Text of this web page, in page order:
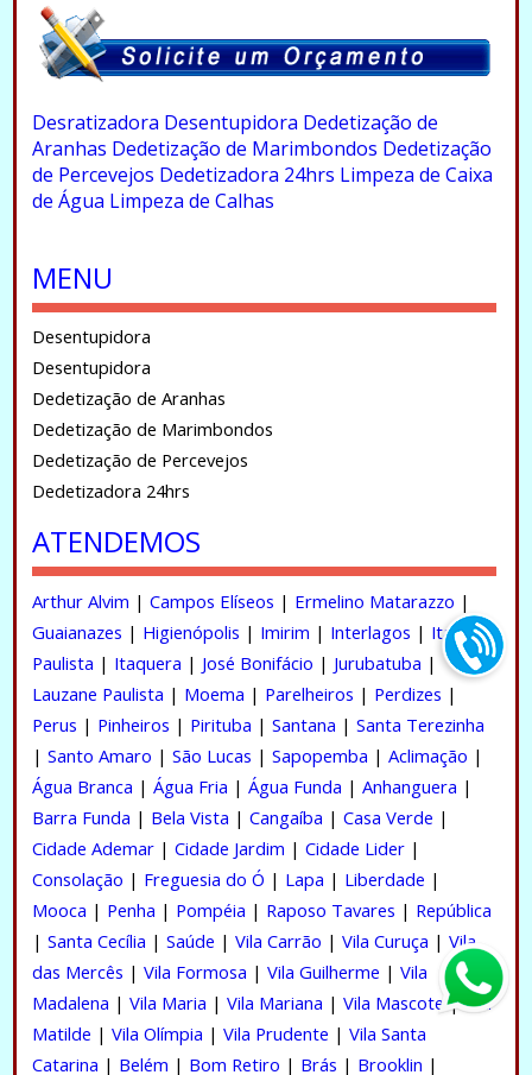
Desratizadora Desentupidora Dedetização de
Aranhas Dedetização de Marimbondos Dedetização
de Percevejos Dedetizadora 24hrs Limpeza de Caixa
de Água Limpeza de Calhas
MENU
Desentupidora
Desentupidora
Dedetização de Aranhas
Dedetização de Marimbondos
Dedetização de Percevejos
Dedetizadora 24hrs
ATENDEMOS
Arthur Alvim | Campos Elíseos | Ermelino Matarazzo |
Guaianazes | Higienópolis | Imirim | Interlagos | Itaim
Paulista | Itaquera | José Bonifácio | Jurubatuba |
Lauzane Paulista | Moema | Parelheiros | Perdizes |
Perus | Pinheiros | Pirituba | Santana | Santa Terezinha
| Santo Amaro | São Lucas | Sapopemba | Aclimação |
Água Branca | Água Fria | Água Funda | Anhanguera |
Barra Funda | Bela Vista | Cangaíba | Casa Verde |
Cidade Ademar| Cidade Jardim | Cidade Lider|
Consolação | Freguesia do Ó | Lapa | Liberdade |
Mooca | Penha | Pompéia | Raposo Tavares | República
| Santa Cecília | Saúde | Vila Carrão | Vila Curuça | Vila
das Mercês | Vila Formosa | Vila Guilherme | Vila
Madalena | Vila Maria | Vila Mariana | Vila Mascote |Vila
Matilde | Vila Olímpia | Vila Prudente | Vila Santa
Catarina | Belém | Bom Retiro | Brás | Brooklin |